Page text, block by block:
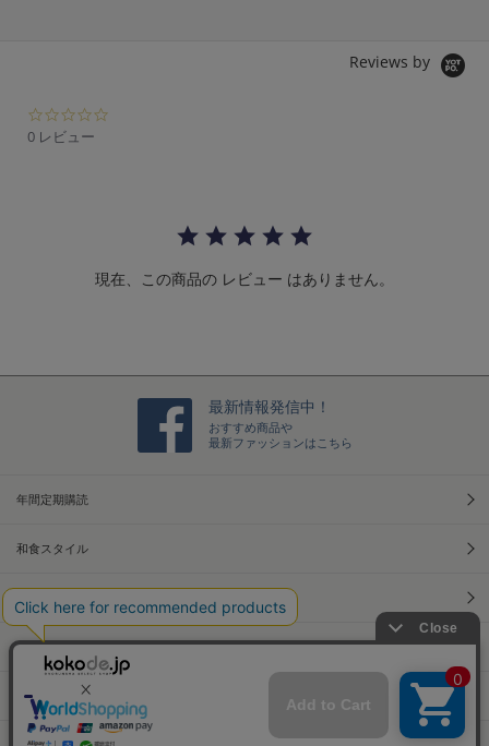
Reviews by
i
0 レビュー
現在、この商品の レビュー はありません。
最新情報発信中！
おすすめ商品や
最新ファッションはこちら
年間定期購読
和食スタイル
光文社70周年アニバーサリー
本屋さんへ行こう！キャンペーン
Information